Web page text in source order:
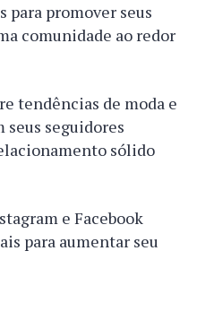
para promover seus
comunidade ao redor
tendências de moda e
seguidores
sólido
e Facebook
para aumentar seu